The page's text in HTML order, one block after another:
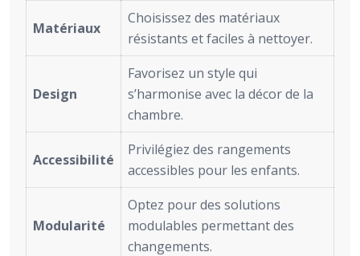
Matériaux
Choisissez des matériaux
résistants et faciles à nettoyer.
Design
Favorisez un style qui
s’harmonise avec la décor de la
chambre.
Accessibilité
Privilégiez des rangements
accessibles pour les enfants.
Modularité
Optez pour des solutions
modulables permettant des
changements.